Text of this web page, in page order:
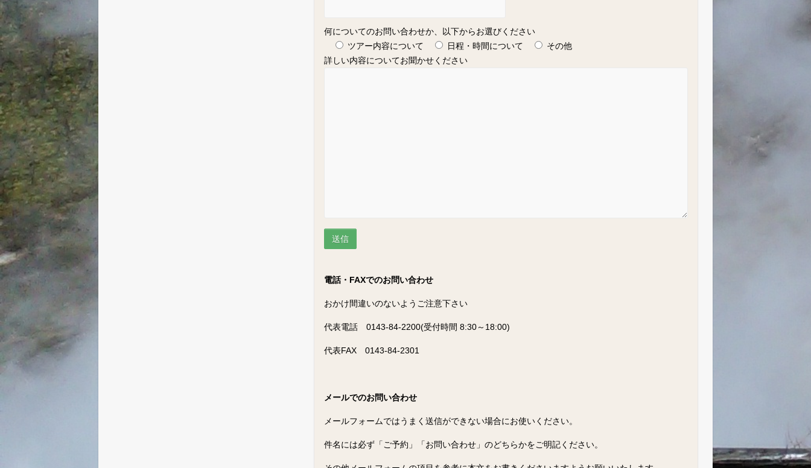
何についてのお問い合わせか、以下からお選びください
ツアー内容について
日程・時間について
その他
詳しい内容についてお聞かせください
電話・FAXでのお問い合わせ
おかけ間違いのないようご注意下さい
代表電話 0143-84-2200(受付時間 8:30～18:00)
代表FAX 0143-84-2301
メールでのお問い合わせ
メールフォームではうまく送信ができない場合にお使いください。
件名には必ず「ご予約」「お問い合わせ」のどちらかをご明記ください。